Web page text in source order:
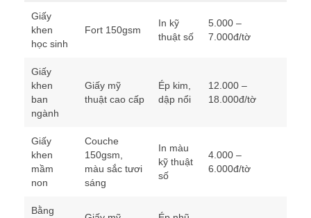
Giấy
khen
học sinh
Fort 150gsm
In kỹ
thuật số
5.000 –
7.000đ/tờ
Giấy
khen
ban
ngành
Giấy mỹ
thuật cao cấp
Ép kim,
dập nổi
12.000 –
18.000đ/tờ
Giấy
khen
mầm
non
Couche
150gsm,
màu sắc tươi
sáng
In màu
kỹ thuật
số
4.000 –
6.000đ/tờ
Bằng